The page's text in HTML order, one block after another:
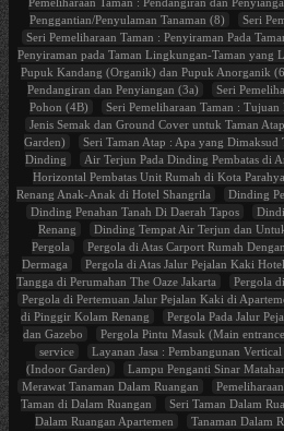
Penggantian/Penyulaman Tanaman (8)
Seri
Seri Pemeliharaan Taman : Penyiraman Pada
Penyiraman pada Taman Lingkungan-Taman yang
Pupuk Kandang (Organik) dan Pupuk Anorganik
Pendangiran dan Penyiangan (3a)
Seri
Pohon (4B)
Seri Pemeliharaan Taman : Tujuan
Jenis Semak dan Ground Cover untuk Taman Atap
Garden)
Seri Taman Atap : Apa yang Dimaksud
Dinding
Air Terjun Pada Dinding Pembatas di
Horizontal Pembatas Unit Rumah di Kota
Renang Anak-Anak di Hotel Shangrila
Dinding
Dinding Penahan Tanah Di Daerah Tapos
Renang
Dinding Tempat Air Terjun dan
Pergola
Pergola di Atas Carport Rumah
Dermaga
Pergola di Atas Jalur Pejalan Kaki
Tangga di Perumahan The Oaze Jakarta
Pergola
Pergola di Pertemuan Jalur Pejalan Kaki di
di Pinggir Kolam Renang
Pergola Pada Jalur
dan Gazebo
Pergola Pintu Masuk (Main
service
Layanan Jasa : Pembangunan Vertical
(Indoor Garden)
Lampu Penganti Sinar
Merawat Tanaman Dalam Ruangan
Taman di Dalam Ruangan
Seri Taman Dalam
Dalam Ruangan Apartemen
Tanaman Dalam